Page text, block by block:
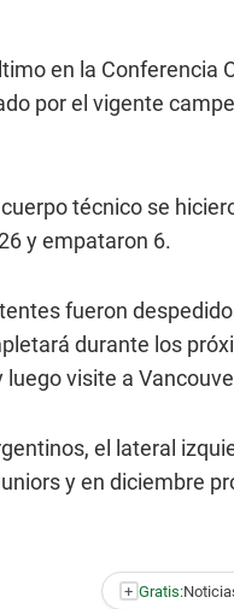
en la Conferencia
por el vigente
técnico se
y empataron 6.
fueron
durante los
visite a
el lateral
y en diciembre
+ Gratis: